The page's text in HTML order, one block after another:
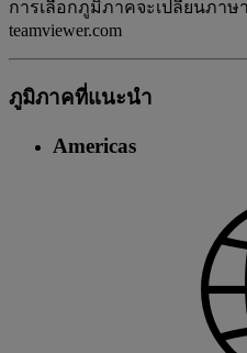
การเลือกภูมิภาคจะเปลี่ยนภาษ
teamviewer.com
ภูมิภาคที่แนะนํา
Americas